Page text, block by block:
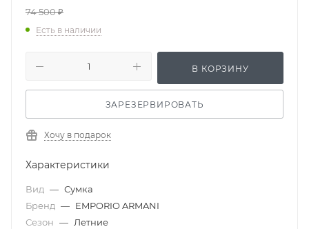
74 500₽
Есть в наличии
В КОРЗИНУ
ЗАРЕЗЕРВИРОВАТЬ
Хочу в подарок
Характеристики
Вид — Сумка
Бренд — EMPORIO ARMANI
Сезон — Летние